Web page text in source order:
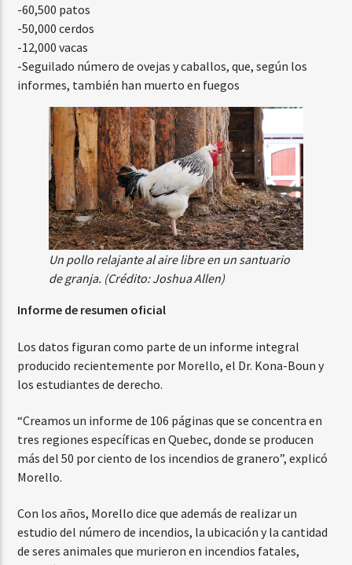
-60,500 patos
-50,000 cerdos
-12,000 vacas
-Seguilado número de ovejas y caballos, que, según los
informes, también han muerto en fuegos
Un pollo relajante al aire libre en un santuario
de granja. (Crédito: Joshua Allen)
Informe de resumen oficial
Los datos figuran como parte de un informe integral
producido recientemente por Morello, el Dr. Kona-Boun y
los estudiantes de derecho.
“Creamos un informe de 106 páginas que se concentra en
tres regiones específicas en Quebec, donde se producen
más del 50 por ciento de los incendios de granero”, explicó
Morello.
Con los años, Morello dice que además de realizar un
estudio del número de incendios, la ubicación y la cantidad
de seres animales que murieron en incendios fatales,